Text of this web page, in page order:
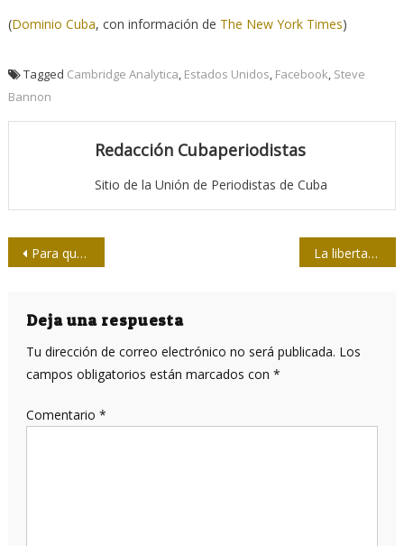
(Dominio Cuba, con información de The New York Times)
Tagged Cambridge Analytica Estados Unidos Facebook Steve
Bannon
Redacción Cubaperiodistas
Sitio de la Unión de Periodistas de Cuba
Navegación
entradas
Para que Pablo viva La libertad de prensa debe estar en la Constitución, propone diputada
Deja una respuesta
Tu dirección de correo electrónico no será publicada. Los
campos obligatorios están marcados con *
Comentario *